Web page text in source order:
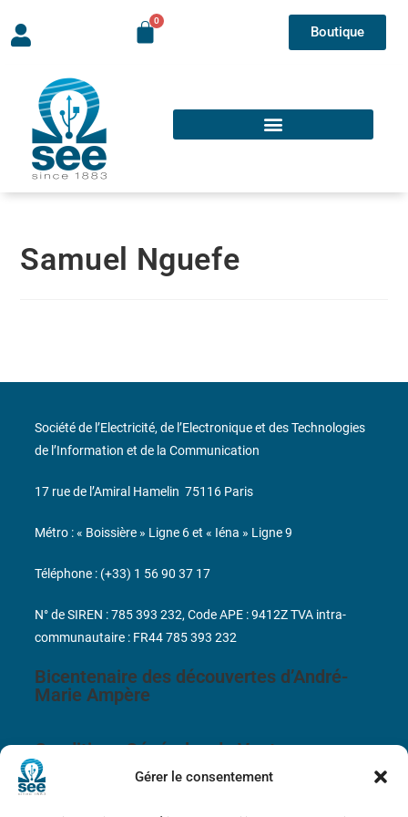
Gérer le consentement
Boutique
Samuel Nguefe
Bicentenaire des découvertes d’André-
Marie Ampère
Conditions Générales de Vente
Société de l’Electricité, de l’Electronique et des Technologies
de l’Information et de la Communication
17 rue de l’Amiral Hamelin 75116 Paris
Métro : « Boissière » Ligne 6 et « Iéna » Ligne 9
Téléphone : (+33) 1 56 90 37 17
N° de SIREN : 785 393 232, Code APE : 9412Z TVA intra-
communautaire : FR44 785 393 232